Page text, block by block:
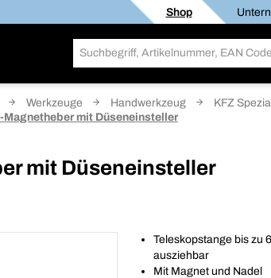
Shop
Werkzeuge Handwerkzeug KFZ
Magnetheber mit Düseneinsteller
mit Düseneinsteller
Teleskopstange bis zu
ausziehbar
Mit Magnet und Nadel